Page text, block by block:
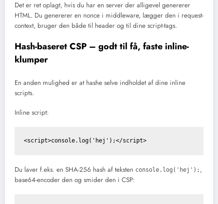
Det er ret oplagt, hvis du har en server der alligevel genererer
HTML. Du genererer en nonce i middleware, lægger den i request-
context, bruger den både til header og til dine script-tags.
Hash-baseret CSP – godt til få, faste inline-
klumper
En anden mulighed er at hashe selve indholdet af dine inline
scripts.
Inline script:
Du laver f.eks. en SHA-256 hash af teksten console.log('hej'); ,
base64-encoder den og smider den i CSP: